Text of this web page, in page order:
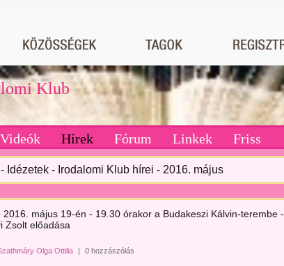
Klub
Videók Hírek Fórum Linkek Friss
Idézetek - Irodalomi Klub hírei - 2016. május
2016. május 19-én - 19.30 órakor a Budakeszi Kálvin-terembe -
Zsolt előadása
Olga Ottilia | 0 hozzászólás